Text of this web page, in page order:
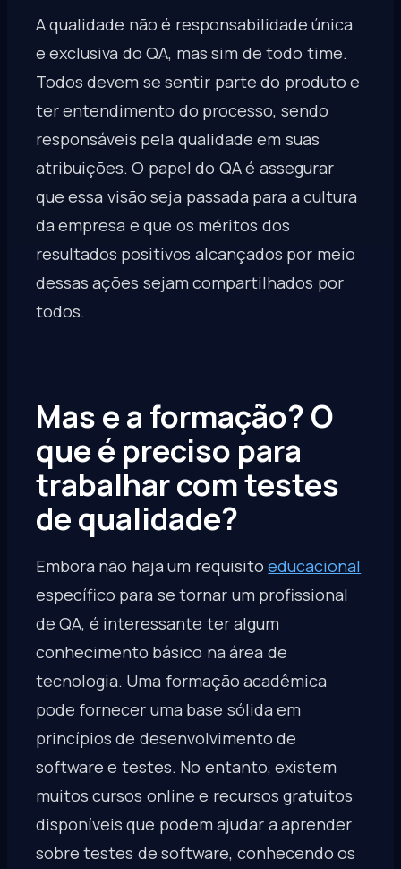
A qualidade não é responsabilidade única
e exclusiva do QA, mas sim de todo time.
Todos devem se sentir parte do produto e
ter entendimento do processo, sendo
responsáveis pela qualidade em suas
atribuições. O papel do QA é assegurar
que essa visão seja passada para a cultura
da empresa e que os méritos dos
resultados positivos alcançados por meio
dessas ações sejam compartilhados por
todos.
Mas e a formação? O
que é preciso para
trabalhar com testes
de qualidade?
Embora não haja um requisitoeducacional
específico para se tornar um profissional
de QA, é interessante ter algum
conhecimento básico na área de
tecnologia. Uma formação acadêmica
pode fornecer uma base sólida em
princípios de desenvolvimento de
software e testes. No entanto, existem
muitos cursos online e recursos gratuitos
disponíveis que podem ajudar a aprender
sobre testes de software, conhecendo os